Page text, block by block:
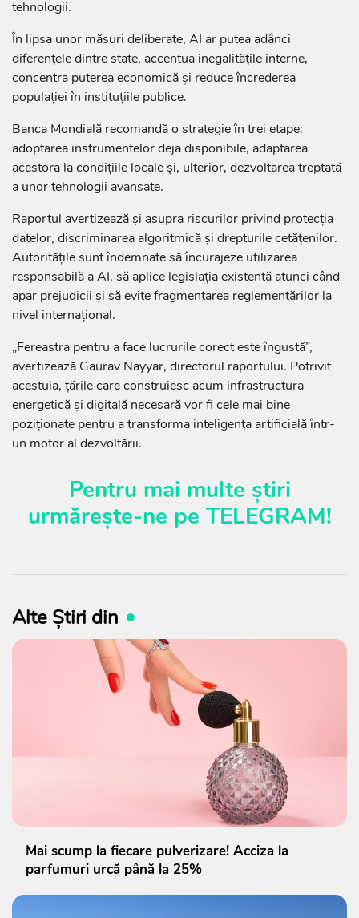
tehnologii.
În lipsa unor măsuri deliberate, AI ar putea adânci
diferențele dintre state, accentua inegalitățile interne,
concentra puterea economică și reduce încrederea
populației în instituțiile publice.
Banca Mondială recomandă o strategie în trei etape:
adoptarea instrumentelor deja disponibile, adaptarea
acestora la condițiile locale și, ulterior, dezvoltarea treptată
a unor tehnologii avansate.
Raportul avertizează și asupra riscurilor privind protecția
datelor, discriminarea algoritmică și drepturile cetățenilor.
Autoritățile sunt îndemnate să încurajeze utilizarea
responsabilă a AI, să aplice legislația existentă atunci când
apar prejudicii și să evite fragmentarea reglementărilor la
nivel internațional.
„Fereastra pentru a face lucrurile corect este îngustă”,
avertizează Gaurav Nayyar, directorul raportului. Potrivit
acestuia, țările care construiesc acum infrastructura
energetică și digitală necesară vor fi cele mai bine
poziționate pentru a transforma inteligența artificială într-
un motor al dezvoltării.
Pentru mai multe știri
urmărește-ne pe TELEGRAM!
Alte Știri din
Mai scump la fiecare pulverizare! Acciza la
parfumuri urcă până la 25%